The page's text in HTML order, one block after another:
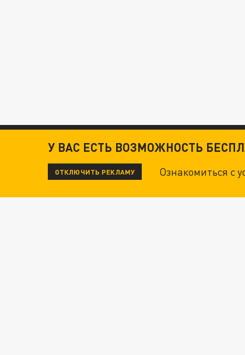
У ВАС ЕСТЬ ВОЗМОЖНОСТЬ
ОТКЛЮЧИТЬ РЕКЛАМУ Ознакомиться с